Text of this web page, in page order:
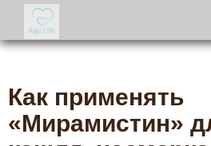
Как применять
«Мирамистин»